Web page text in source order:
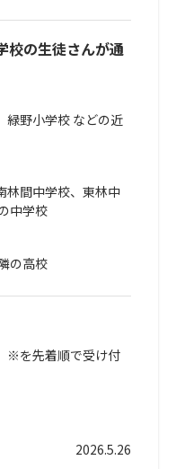
校の生徒さんが通
緑野小学校 などの近
林間中学校、東林中
中学校
の高校
※を先着順で受け付
2026.5.26